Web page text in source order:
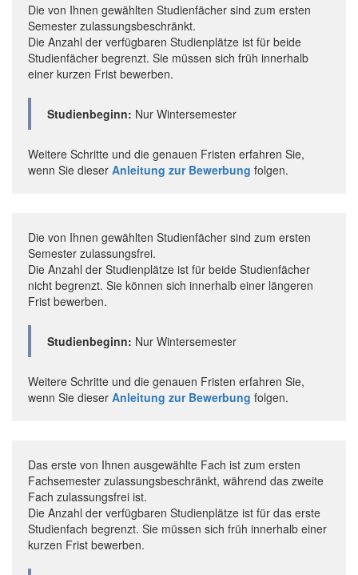
Die von Ihnen gewählten Studienfächer sind zum ersten
Semester zulassungsbeschränkt.
Die Anzahl der verfügbaren Studienplätze ist für beide
Studienfächer begrenzt. Sie müssen sich früh innerhalb
einer kurzen Frist bewerben.
Studienbeginn: Nur Wintersemester
Weitere Schritte und die genauen Fristen erfahren Sie,
wenn Sie dieser Anleitung zur Bewerbung folgen.
Die von Ihnen gewählten Studienfächer sind zum ersten
Semester zulassungsfrei.
Die Anzahl der Studienplätze ist für beide Studienfächer
nicht begrenzt. Sie können sich innerhalb einer längeren
Frist bewerben.
Studienbeginn: Nur Wintersemester
Weitere Schritte und die genauen Fristen erfahren Sie,
wenn Sie dieser Anleitung zur Bewerbung folgen.
Das erste von Ihnen ausgewählte Fach ist zum ersten
Fachsemester zulassungsbeschränkt, während das zweite
Fach zulassungsfrei ist.
Die Anzahl der verfügbaren Studienplätze ist für das erste
Studienfach begrenzt. Sie müssen sich früh innerhalb einer
kurzen Frist bewerben.